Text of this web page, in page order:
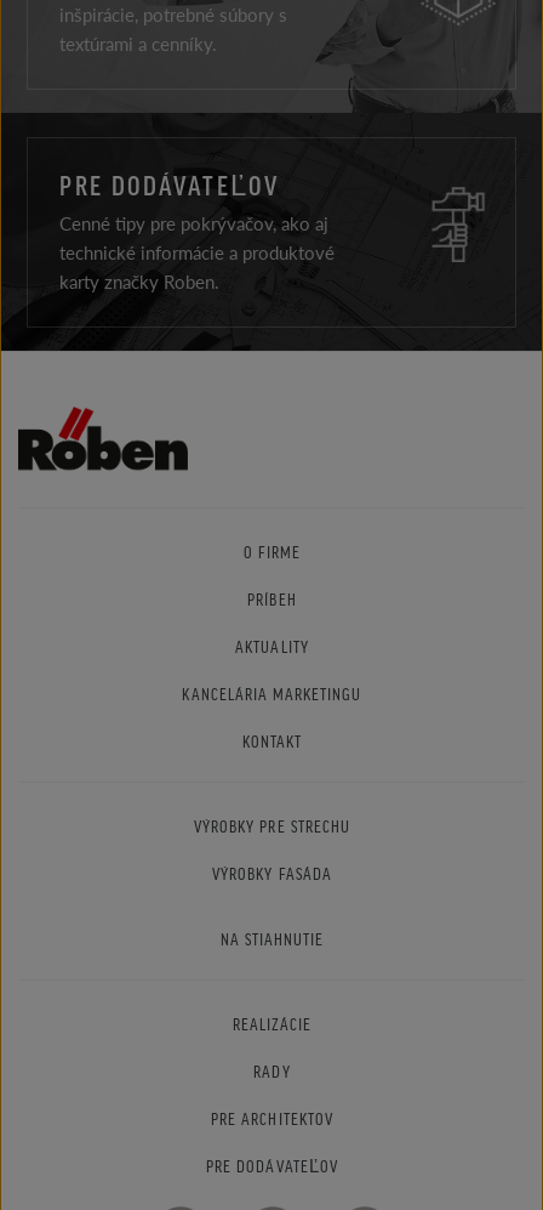
inšpirácie, potrebné súbory s
textúrami a cenníky.
PRE DODÁVATEĽOV
Cenné tipy pre pokrývačov, ako aj
technické informácie a produktové
karty značky Roben.
O FIRME
PRÍBEH
AKTUALITY
KANCELÁRIA MARKETINGU
KONTAKT
VÝROBKY PRE STRECHU
VÝROBKY FASÁDA
NA STIAHNUTIE
REALIZÁCIE
RADY
PRE ARCHITEKTOV
PRE DODÁVATEĽOV